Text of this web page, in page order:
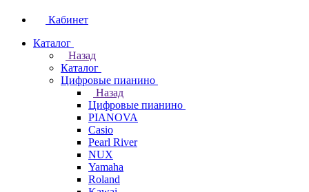
Кабинет
Каталог
Назад
Каталог
Цифровые пианино
Назад
Цифровые пианино
PIANOVA
Casio
Pearl River
NUX
Yamaha
Roland